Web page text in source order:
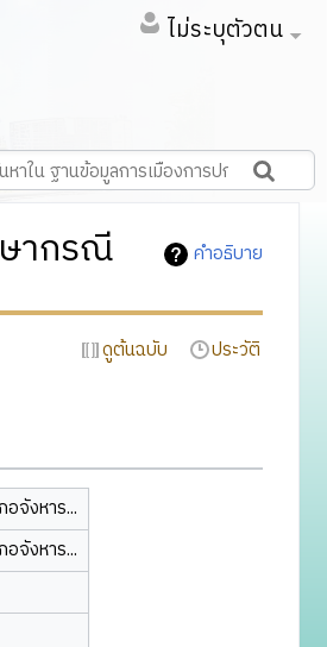
ไม่ระบุตัวตน
คำอธิบาย
ากรณี
ดูต้นฉบับ ประวัติ
จังหาร...
จังหาร...